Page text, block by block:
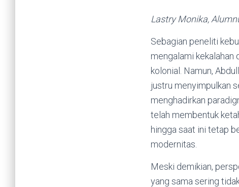
Lastry Monika,
Sebagian peneliti
mengalami kekalahan
kolonial. Namun,
justru menyimpulkan
menghadirkan
telah membentuk
hingga saat ini tetap
modernitas.
Meski demikian,
yang sama sering